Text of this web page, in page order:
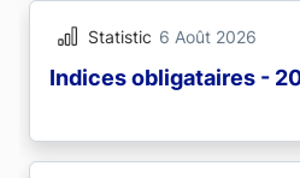
Statistic 6 Août 2026
Indices obligataires -